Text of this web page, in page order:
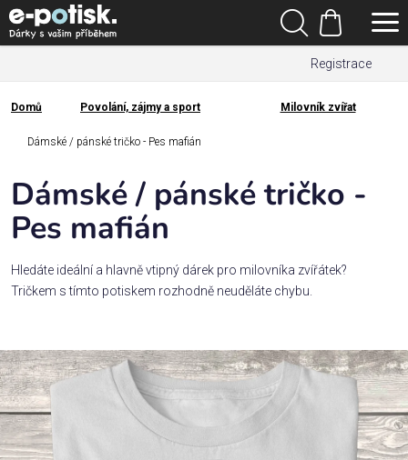
Přejít
na
obsah
Registrace
Hledat
Nákupní
košík
Kategorie
Dárek
pro
Rodina
/
Povolání,
zájmy a
sport
Příležitosti
Domů
Domů Povolání, zájmy a sport Milovník zvířat
Dámské / pánské tričko - Pes mafián
Dámské / pánské tričko -
Pes mafián
Hledáte ideální a hlavně vtipný dárek pro milovníka zvířátek?
Tričkem s tímto potiskem rozhodně neuděláte chybu.